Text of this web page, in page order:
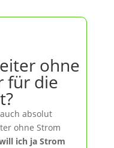
ohne
für die
absolut
ohne Strom
ich ja Strom